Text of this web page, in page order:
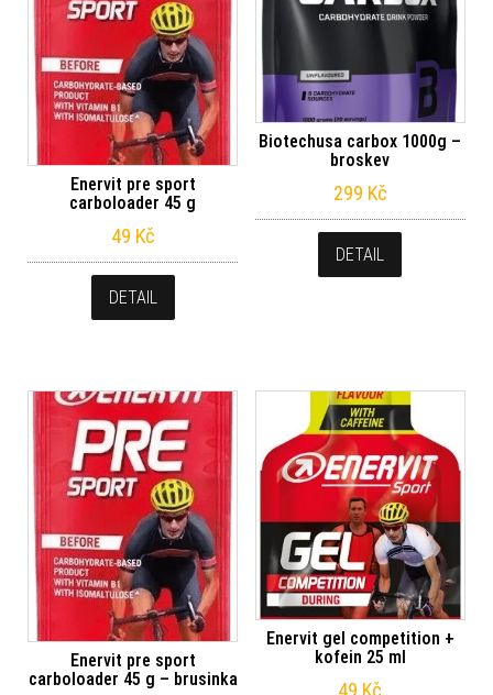
Enervit pre sport
carboloader 45 g
49 Kč
DETAIL
Biotechusa carbox 1000g –
broskev
299 Kč
DETAIL
Enervit pre sport
carboloader 45 g – brusinka
Enervit gel competition +
kofein 25 ml